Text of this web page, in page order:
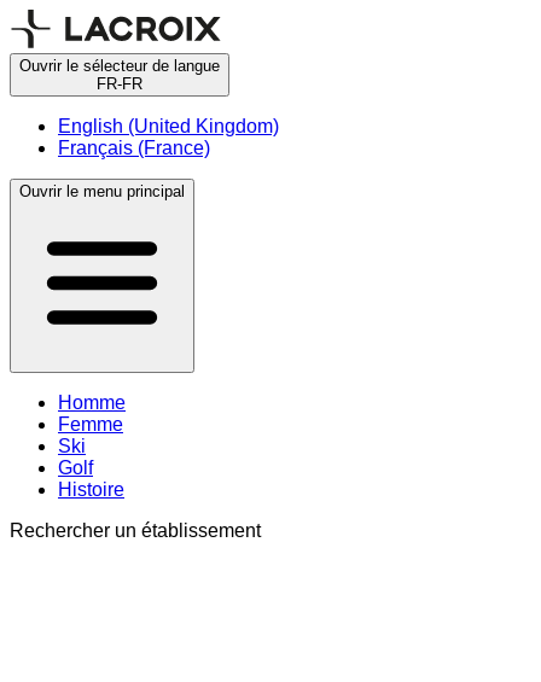
Ouvrir le sélecteur de langue
FR-FR
English (United Kingdom)
Français (France)
Ouvrir le menu principal
Homme
Femme
Ski
Golf
Histoire
Rechercher un établissement